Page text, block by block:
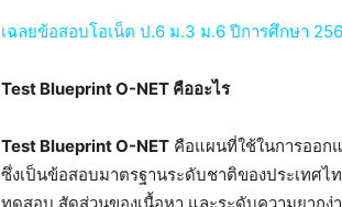
เฉลยข้อสอบโอเน็ต ป.6 ม.3 ม.6 ปีการศึกษา
Test Blueprint O-NET คืออะไร
Test Blueprint O-NET คือแผนที่ใช้ในการออก
ซึ่งเป็นข้อสอบมาตรฐานระดับชาติของประเทศ